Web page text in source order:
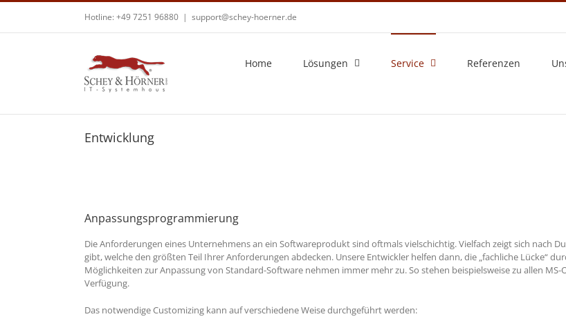
Zum
springen
Hotline: +49 7251 96880 | support@schey-hoerner.de
Home Lösungen Service Referenzen
Entwicklung
Anpassungsprogrammierung
Die Anforderungen eines Unternehmens an ein Softwareprodukt sind oftmals vielschichtig. Vielfach zeigt sich nach
gibt, welche den größten Teil Ihrer Anforderungen abdecken. Unsere Entwickler helfen dann, die „fachliche Lücke“
Möglichkeiten zur Anpassung von Standard-Software nehmen immer mehr zu. So stehen beispielsweise zu allen
Verfügung.
Das notwendige Customizing kann auf verschiedene Weise durchgeführt werden: